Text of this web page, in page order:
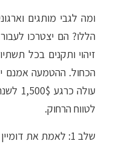
ומה לגבי מותגים
הללו? הם יצטרכו
זיהוי ותקנים בכל
עולה
לטווח הרחוק.
שלב 1:
לאמת את